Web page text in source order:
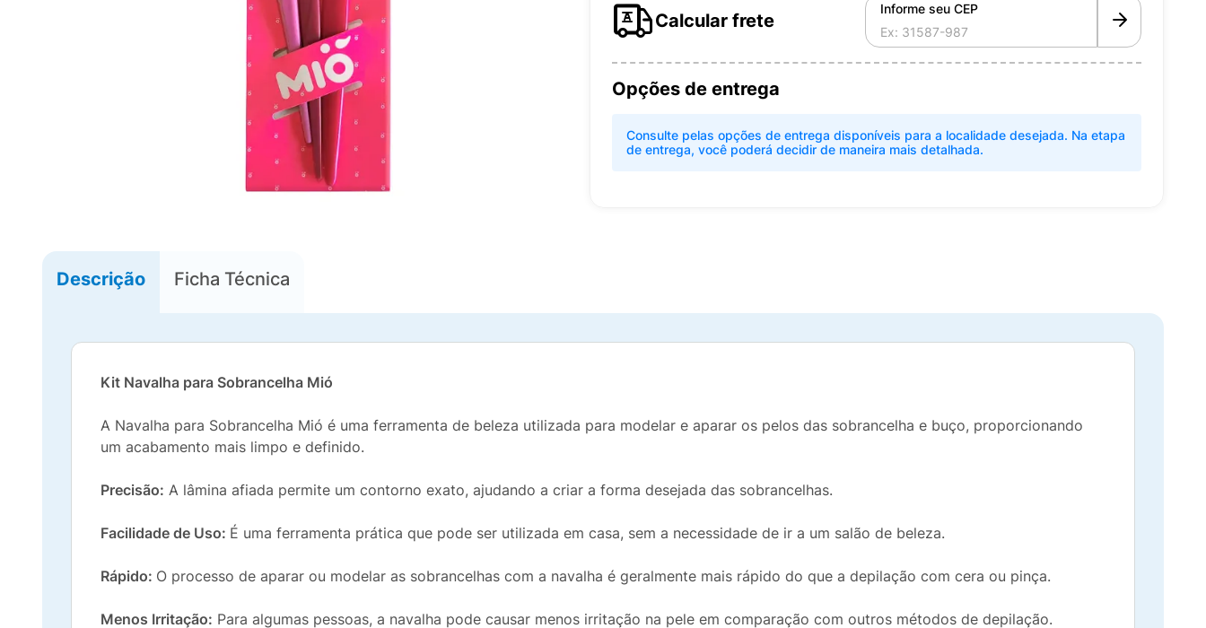
Calcular frete
Informe seu CEP
Opções de entrega
Consulte pelas opções de entrega disponíveis para a localidade desejada. Na etapa
de entrega, você poderá decidir de maneira mais detalhada.
Descrição Ficha Técnica
Kit Navalha para Sobrancelha Mió
A Navalha para Sobrancelha Mió é uma ferramenta de beleza utilizada para modelar e aparar os pelos das sobrancelha e buço, proporcionando
um acabamento mais limpo e definido.
Precisão: A lâmina afiada permite um contorno exato, ajudando a criar a forma desejada das sobrancelhas.
Facilidade de Uso: É uma ferramenta prática que pode ser utilizada em casa, sem a necessidade de ir a um salão de beleza.
Rápido: O processo de aparar ou modelar as sobrancelhas com a navalha é geralmente mais rápido do que a depilação com cera ou pinça.
Menos Irritação: Para algumas pessoas, a navalha pode causar menos irritação na pele em comparação com outros métodos de depilação.